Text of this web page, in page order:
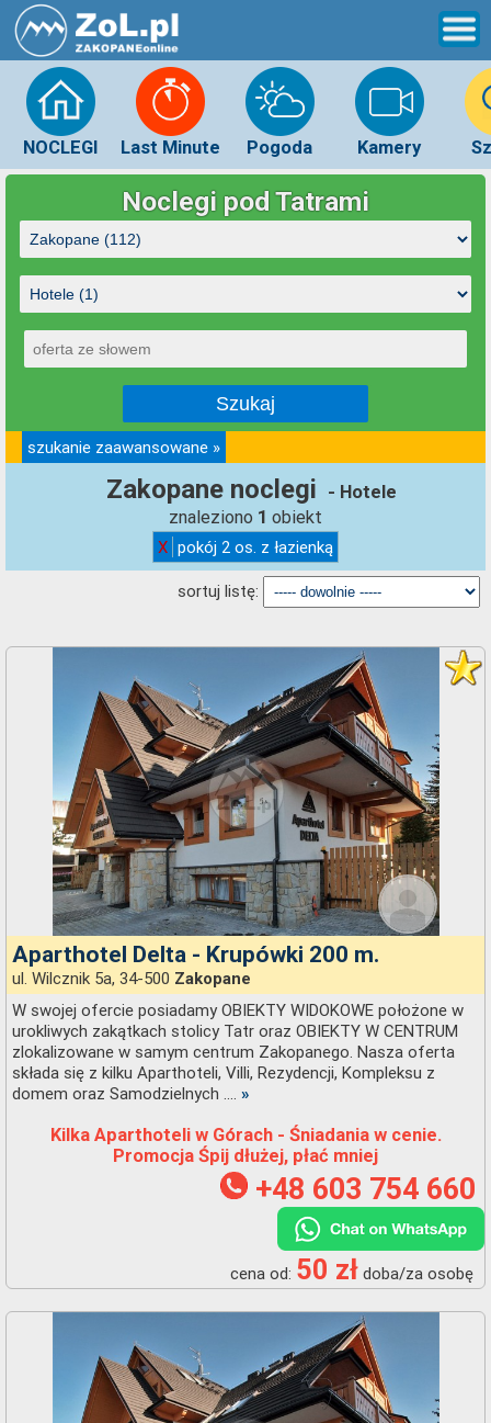
NOCLEGI Last Minute Pogoda Kamery
Noclegi pod Tatrami
szukanie zaawansowane »
Zakopane noclegi - Hotele
znaleziono 1 obiekt
X pokój 2 os. z łazienką
sortuj listę:
Aparthotel Delta - Krupówki 200 m.
ul. Wilcznik 5a, 34-500 Zakopane
W swojej ofercie posiadamy OBIEKTY WIDOKOWE położone w
urokliwych zakątkach stolicy Tatr oraz OBIEKTY W CENTRUM
zlokalizowane w samym centrum Zakopanego. Nasza oferta
składa się z kilku Aparthoteli, Villi, Rezydencji, Kompleksu z
domem oraz Samodzielnych .... »
Kilka Aparthoteli w Górach - Śniadania w cenie.
Promocja Śpij dłużej, płać mniej
+48 603 754 660
cena od: 50 zł doba/za osobę